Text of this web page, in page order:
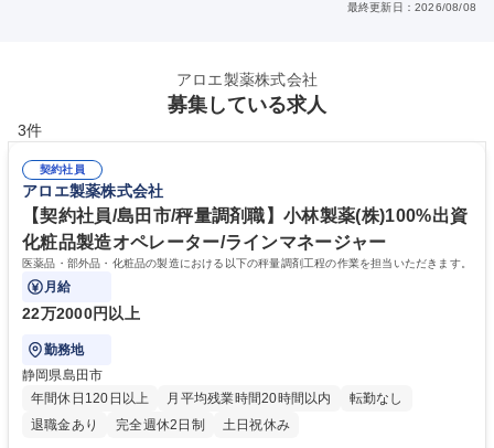
最終更新日：2026/08/08
アロエ製薬株式会社
募集している求人
3件
契約社員
アロエ製薬株式会社
【契約社員/島田市/秤量調剤職】小林製薬(株)100%出資
化粧品製造オペレーター/ラインマネージャー
医薬品・部外品・化粧品の製造における以下の秤量調剤工程の作業を担当いただきます。
月給
22万2000円以上
勤務地
静岡県島田市
年間休日120日以上
月平均残業時間20時間以内
転勤なし
退職金あり
完全週休2日制 土日祝休み